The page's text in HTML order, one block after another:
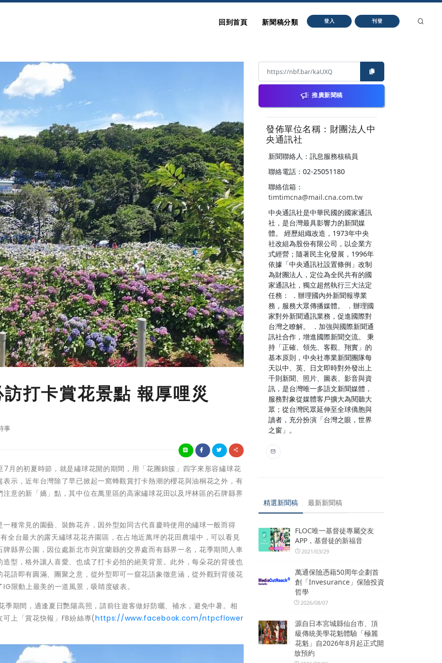
回到首頁 新聞稿分類 登入 刊登
打卡賞花景點 報厚哩災
事
的初夏時節，就是繡球花開的期間，用「花團錦簇」四字來形容繡球花
示，近年台灣除了早已掀起一窩蜂觀賞打卡熱潮的櫻花與油桐花之外，有
意的新「嬌」點，其中位在萬里區的高家繡球花田以及坪林區的石牌縣界
種常見的園藝、裝飾花卉，因外型如同古代喜慶時使用的繡球一般而得
全台最大的露天繡球花花卉園區，在占地近萬坪的花田農場中，可以看見
縣界公園，因位處新北市與宜蘭縣的交界處而有縣界一名，花季期間人車
型，格外讓人喜愛、也成了打卡必拍的絕美背景。此外，每朵花的背後也
語即有圓滿、團聚之意，從外型即可一窺花語象徵意涵，從外觀到背後花
限動上最美的一道風景，吸睛度破表。
期間，適逢夏日艷陽高照，請前往遊客做好防曬、補水，避免中暑。相
上「賞花快報」FB紛絲專(https://www.facebook.com/ntpcflower
推廣新聞稿
發佈單位名稱：財團法人中
央通訊社
新聞聯絡人：訊息服務核稿員
聯絡電話：02-25051180
聯絡信箱：
timtimcna@mail.cna.com.tw
中央通訊社是中華民國的國家通訊
社，是台灣最具影響力的新聞媒
體。 經歷組織改造，1973年中央
社改組為股份有限公司，以企業方
式經營；隨著民主化發展，1996年
依據「中央通訊社設置條例」改制
為財團法人，定位為全民共有的國
家通訊社，獨立超然執行三大法定
任務： ．辦理國內外新聞報導業
務，服務大眾傳播媒體。 ．辦理國
家對外新聞通訊業務，促進國際對
台灣之瞭解。 ．加強與國際新聞通
訊社合作，增進國際新聞交流。 秉
持「正確、領先、客觀、翔實」的
基本原則，中央社專業新聞團隊每
天以中、英、日文即時對外發出上
千則新聞、照片、圖表、影音與資
訊，是台灣唯一多語文新聞媒體，
服務對象從媒體客戶擴大為閱聽大
眾；從台灣民眾延伸至全球僑胞與
讀者，充分扮演「台灣之眼，世界
之窗」。
精選新聞稿 最新新聞稿
FLOC唯一基督徒專屬交友
APP，基督徒的新福音
2021/03/29
萬通保險憑藉50周年企劃首
創「Invesurance」保險投資
哲學
2026/08/07
源自日本宮城縣仙台市、頂
級傳統美學花魁體驗「極麗
花魁」自2026年8月起正式開
放預約